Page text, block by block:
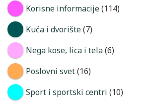
Korisne informacije(114)
Kuća i dvorište(7)
Nega kose, lica i tela(6)
Poslovni svet(16)
Sport i sportski centri (10)